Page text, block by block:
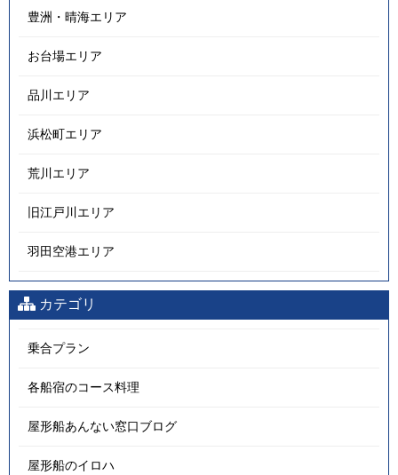
豊洲・晴海エリア
お台場エリア
品川エリア
浜松町エリア
荒川エリア
旧江戸川エリア
羽田空港エリア
カテゴリ
乗合プラン
各船宿のコース料理
屋形船あんない窓口ブログ
屋形船のイロハ